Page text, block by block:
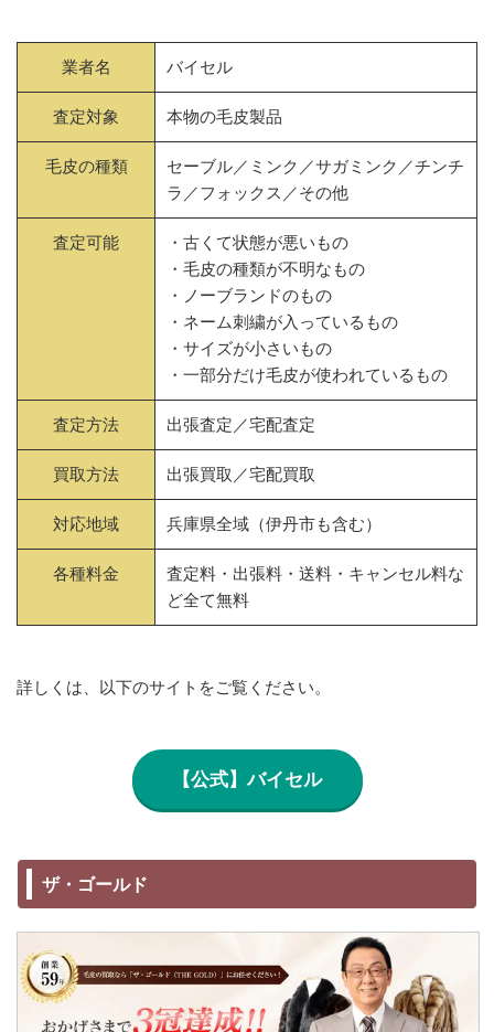
業者名 バイセル
査定対象 本物の毛皮製品
毛皮の種類
セーブル／ミンク／サガミンク／チンチ
ラ／フォックス／その他
査定可能
・古くて状態が悪いもの
・毛皮の種類が不明なもの
・ノーブランドのもの
・ネーム刺繍が入っているもの
・サイズが小さいもの
・一部分だけ毛皮が使われているもの
査定方法 出張査定／宅配査定
買取方法 出張買取／宅配買取
対応地域 兵庫県全域（伊丹市も含む）
各種料金
査定料・出張料・送料・キャンセル料な
ど全て無料
詳しくは、以下のサイトをご覧ください。
【公式】バイセル
ザ・ゴールド